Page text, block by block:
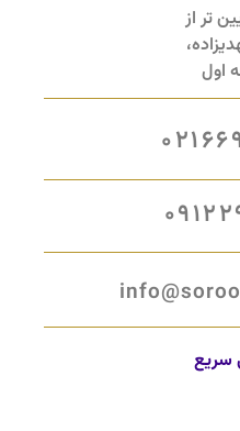
تر از
سریع